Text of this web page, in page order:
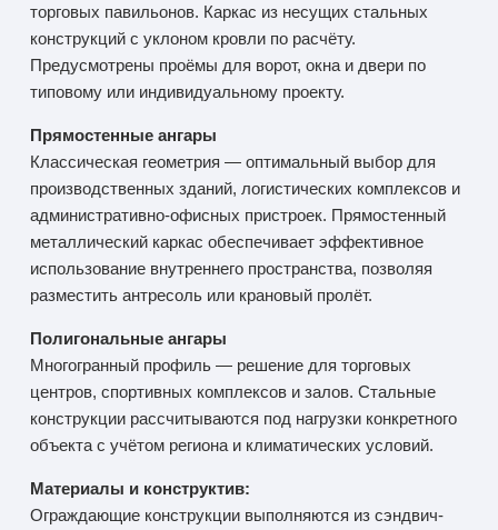
торговых павильонов. Каркас из несущих стальных
конструкций с уклоном кровли по расчёту.
Предусмотрены проёмы для ворот, окна и двери по
типовому или индивидуальному проекту.
Прямостенные ангары
Классическая геометрия — оптимальный выбор для
производственных зданий, логистических комплексов и
административно-офисных пристроек. Прямостенный
металлический каркас обеспечивает эффективное
использование внутреннего пространства, позволяя
разместить антресоль или крановый пролёт.
Полигональные ангары
Многогранный профиль — решение для торговых
центров, спортивных комплексов и залов. Стальные
конструкции рассчитываются под нагрузки конкретного
объекта с учётом региона и климатических условий.
Материалы и конструктив:
Ограждающие конструкции выполняются из сэндвич-